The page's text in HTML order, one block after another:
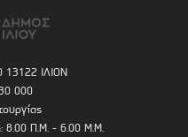
ΙΛΙΟΝ
000
8.00 Π.Μ. - 6.00 Μ.Μ.